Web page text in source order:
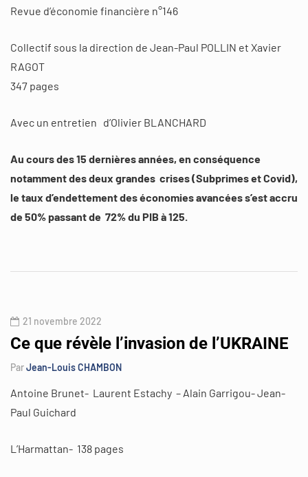
Revue d’économie financière n°146
Collectif sous la direction de Jean-Paul POLLIN et Xavier
RAGOT
347 pages
Avec un entretien d’Olivier BLANCHARD
Au cours des 15 dernières années, en conséquence
notamment des deux grandes crises (Subprimes et Covid),
le taux d’endettement des économies avancées s’est accru
de 50% passant de 72% du PIB à 125.
21 novembre 2022
Ce que révèle l’invasion de l’UKRAINE
ParJean-Louis CHAMBON
Antoine Brunet- Laurent Estachy – Alain Garrigou- Jean-
Paul Guichard
L’Harmattan- 138 pages